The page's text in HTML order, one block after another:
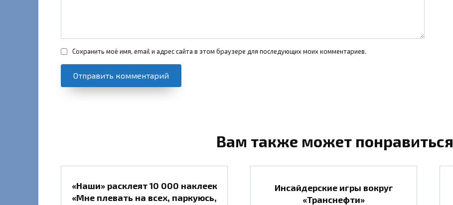
Сохранить моё имя, email и адрес сайта в этом браузере для последующих моих комментариев.
Вам также может понравиться
«Наши» расклеят 10 000 наклеек
«Мне плевать на всех, паркуюсь,
Инсайдерские игры вокруг
«Транснефти»